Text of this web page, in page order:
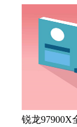
锐龙97900X